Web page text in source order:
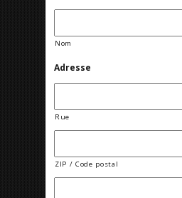
Nom
Adresse
Rue
ZIP / Code postal